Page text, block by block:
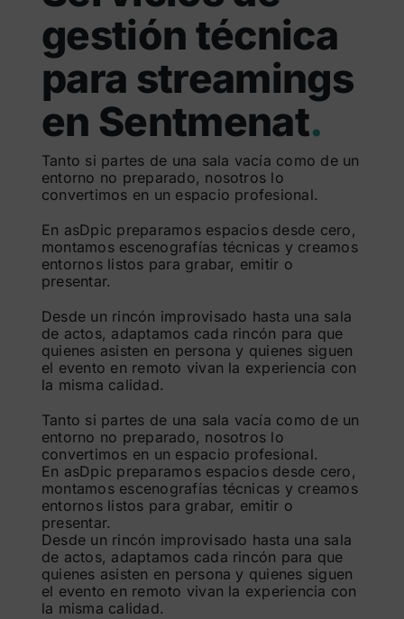
gestión técnica
para streamings
en Sentmenat.
Tanto si partes de una sala vacía como de un
entorno no preparado, nosotros lo
convertimos en un espacio profesional.
En asDpic preparamos espacios desde cero,
montamos escenografías técnicas y creamos
entornos listos para grabar, emitir o
presentar.
Desde un rincón improvisado hasta una sala
de actos, adaptamos cada rincón para que
quienes asisten en persona y quienes siguen
el evento en remoto vivan la experiencia con
la misma calidad.
Tanto si partes de una sala vacía como de un
entorno no preparado, nosotros lo
convertimos en un espacio profesional.
En asDpic preparamos espacios desde cero,
montamos escenografías técnicas y creamos
entornos listos para grabar, emitir o
presentar.
Desde un rincón improvisado hasta una sala
de actos, adaptamos cada rincón para que
quienes asisten en persona y quienes siguen
el evento en remoto vivan la experiencia con
la misma calidad.